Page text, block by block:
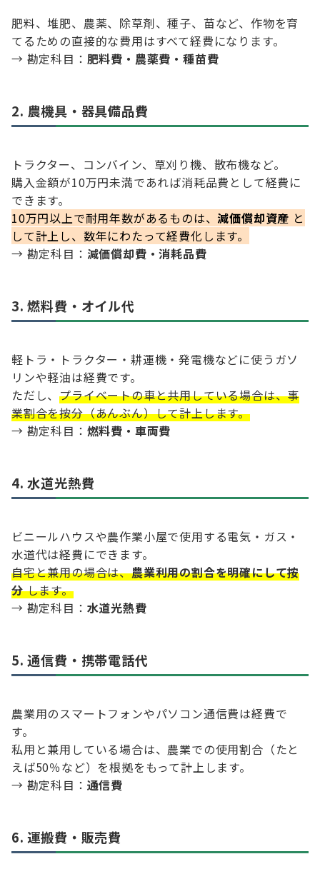
肥料、堆肥、農薬、除草剤、種子、苗など、作物を育
てるための直接的な費用はすべて経費になります。
→ 勘定科目： 肥料費・農薬費・種苗費
2. 農機具・器具備品費
トラクター、コンバイン、草刈り機、散布機など。
購入金額が10万円未満であれば消耗品費として経費に
できます。
10万円以上で耐用年数があるものは、 減価償却資産 と
して計上し、数年にわたって経費化します。
→ 勘定科目： 減価償却費・消耗品費
3. 燃料費・オイル代
軽トラ・トラクター・耕運機・発電機などに使うガソ
リンや軽油は経費です。
ただし、プライベートの車と共用している場合は、事
業割合を按分（あんぶん）して計上します。
→ 勘定科目： 燃料費・車両費
4. 水道光熱費
ビニールハウスや農作業小屋で使用する電気・ガス・
水道代は経費にできます。
自宅と兼用の場合は、農業利用の割合を明確にして按
分します。
→ 勘定科目： 水道光熱費
5. 通信費・携帯電話代
農業用のスマートフォンやパソコン通信費は経費で
す。
私用と兼用している場合は、農業での使用割合（たと
えば50％など）を根拠をもって計上します。
→ 勘定科目： 通信費
6. 運搬費・販売費